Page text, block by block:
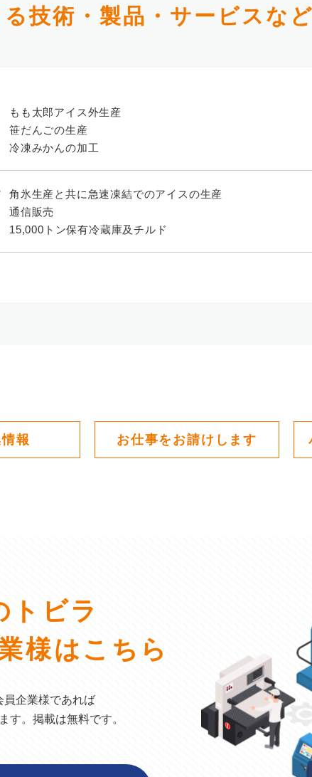
技術・製品・サービスなど
もも太郎アイス外生産
笹だんごの生産
冷凍みかんの加工
角氷生産と共に急速凍結でのアイスの生産
通信販売
15,000トン保有冷蔵庫及チルド
報 お仕事をお請けします
トビラ
様はこちら
員企業様であれば
す。掲載は無料です。